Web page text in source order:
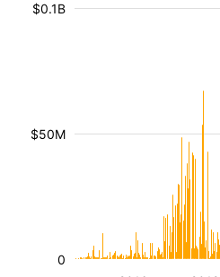
$50M
$0.1B
0